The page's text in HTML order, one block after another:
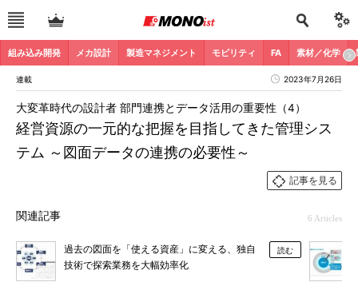
組み込み開発 メカ設計 製造マネジメント モビリティ FA 素材／化学
連載 2023年7月26日
経営資源の一元的な把握を目指してきた管理シス
テム ～図面データの連携の必要性～
大変革時代の設計者 部門連携とデータ活用の重要性（4）
記事を見る
関連記事 6 Articles
過去の図面を「使える資産」に変える、独自
技術で探索業務を大幅効率化
読む